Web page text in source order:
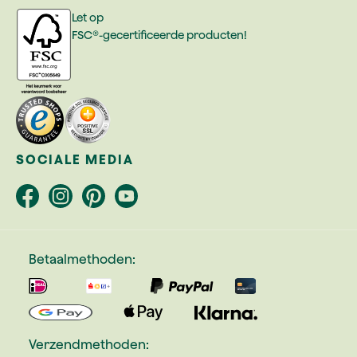
Let op
FSC®-gecertificeerde producten!
SOCIALE MEDIA
Betaalmethoden:
Verzendmethoden: